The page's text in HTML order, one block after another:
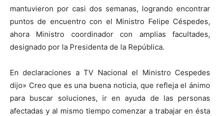
mantuvieron por casi dos semanas, logrando encontrar
puntos de encuentro con el Ministro Felipe Céspedes,
ahora Ministro coordinador con amplias facultades,
designado por la Presidenta de la República.
En declaraciones a TV Nacional el Ministro Cespedes
dijo» Creo que es una buena noticia, que refleja el ánimo
para buscar soluciones, ir en ayuda de las personas
afectadas y al mismo tiempo comenzar a trabajar en ésta